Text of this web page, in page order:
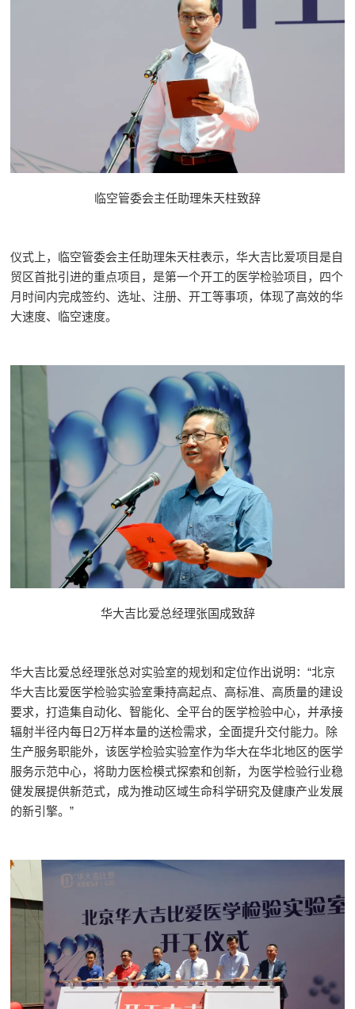
临空管委会主任助理朱天柱致辞
仪式上，临空管委会主任助理朱天柱表示，华大吉比爱项目是自
贸区首批引进的重点项目，是第一个开工的医学检验项目，四个
月时间内完成签约、选址、注册、开工等事项，体现了高效的华
大速度、临空速度。
华大吉比爱总经理张国成致辞
华大吉比爱总经理张总对实验室的规划和定位作出说明：“北京
华大吉比爱医学检验实验室秉持高起点、高标准、高质量的建设
要求，打造集自动化、智能化、全平台的医学检验中心，并承接
辐射半径内每日2万样本量的送检需求，全面提升交付能力。除
生产服务职能外，该医学检验实验室作为华大在华北地区的医学
服务示范中心，将助力医检模式探索和创新，为医学检验行业稳
健发展提供新范式，成为推动区域生命科学研究及健康产业发展
的新引擎。”